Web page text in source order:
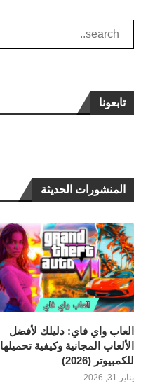
تابعونا
المنشورات الحديثة
العاب واي فاي: دليلك لأفضل
الألعاب المجانية وكيفية تحميلها
للكمبيوتر (2026)
يناير 31, 2026